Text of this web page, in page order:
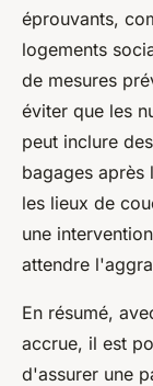
éprouvants,
logements
de mesures
éviter que les
peut inclure
bagages après
les lieux de
une
attendre
En résumé,
accrue, il est
d'assurer une